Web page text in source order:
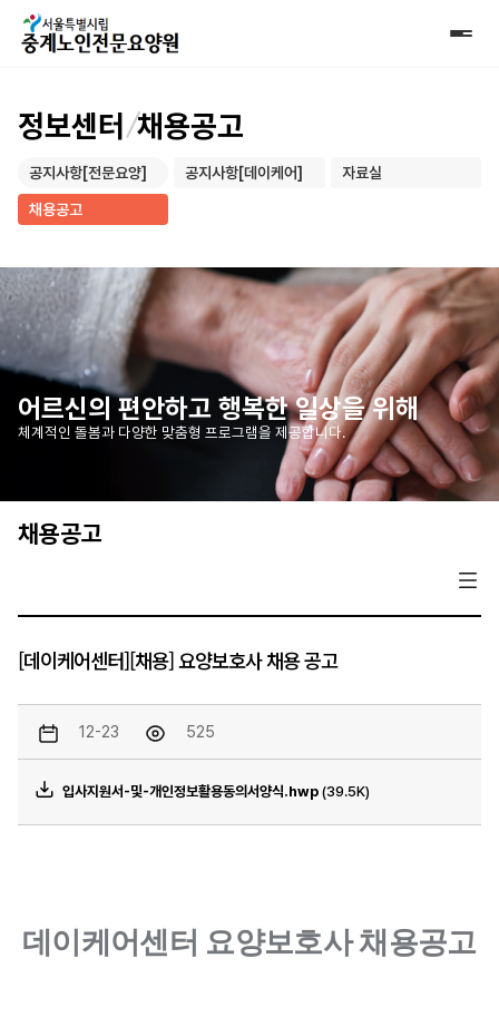
정보센터 채용공고
공지사항[전문요양] 공지사항[데이케어] 자료실
채용공고
어르신의 편안하고 행복한 일상을 위해
체계적인 돌봄과 다양한 맞춤형 프로그램을 제공합니다.
채용공고
[데이케어센터][채용] 요양보호사 채용 공고
12-23 525
입사지원서-및-개인정보활용동의서양식.hwp (39.5K)
데이케어센터 요양보호사 채용공고